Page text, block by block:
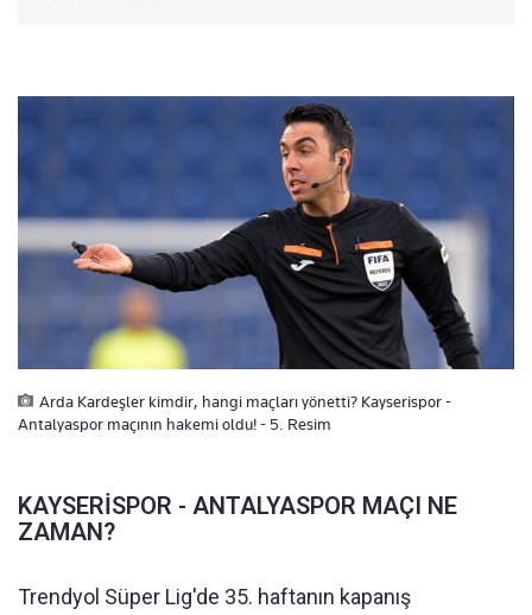
Arda Kardeşler kimdir, hangi maçları yönetti? Kayserispor -
Antalyaspor maçının hakemi oldu! - 5. Resim
KAYSERİSPOR - ANTALYASPOR MAÇI NE
ZAMAN?
Trendyol Süper Lig'de 35. haftanın kapanış